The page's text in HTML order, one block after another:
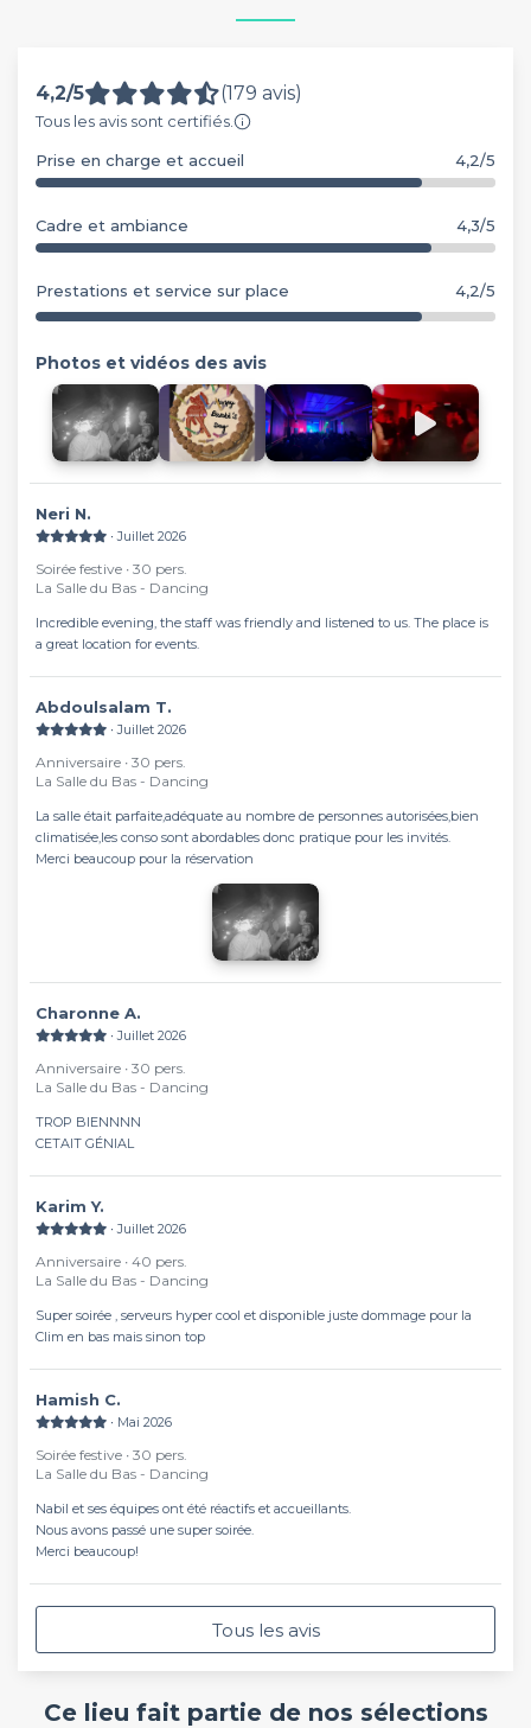
4,2/5 (179 avis)
Tous les avis sont certifiés.
Prise en charge et accueil 4,2/5
Cadre et ambiance 4,3/5
Prestations et service sur place 4,2/5
Photos et vidéos des avis
Neri N.
∙ Juillet 2026
Soirée festive ∙ 30 pers.
La Salle du Bas - Dancing
Incredible evening, the staff was friendly and listened to us. The place is
a great location for events.
Abdoulsalam T.
∙ Juillet 2026
Anniversaire ∙ 30 pers.
La Salle du Bas - Dancing
La salle était parfaite,adéquate au nombre de personnes autorisées,bien
climatisée,les conso sont abordables donc pratique pour les invités.
Merci beaucoup pour la réservation
Charonne A.
∙ Juillet 2026
Anniversaire ∙ 30 pers.
La Salle du Bas - Dancing
TROP BIENNNN
CETAIT GÉNIAL
Karim Y.
∙ Juillet 2026
Anniversaire ∙ 40 pers.
La Salle du Bas - Dancing
Super soirée , serveurs hyper cool et disponible juste dommage pour la
Clim en bas mais sinon top
Hamish C.
∙ Mai 2026
Soirée festive ∙ 30 pers.
La Salle du Bas - Dancing
Nabil et ses équipes ont été réactifs et accueillants.
Nous avons passé une super soirée.
Merci beaucoup!
Tous les avis
Ce lieu fait partie de nos sélections